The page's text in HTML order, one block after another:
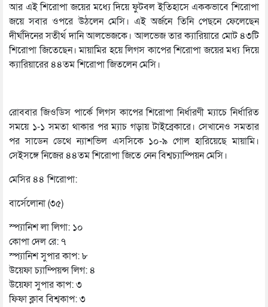
আর এই শিরোপা জয়ের মধ্যে দিয়ে ফুটবল ইতিহাসে এককভাবে শিরোপা
জয়ে সবার ওপরে উঠলেন মেসি। এই অর্জনে তিনি পেছনে ফেলেছেন
দীর্ঘদিনের সতীর্থ দানি আলভেজকে। আলভেজ তার ক্যারিয়ারে মোট ৪৩টি
শিরোপা জিতেছেন। মায়ামির হয়ে লিগস কাপের শিরোপা জয়ের মধ্য দিয়ে
ক্যারিয়ারের ৪৪তম শিরোপা জিতলেন মেসি।
রোববার জিওডিস পার্কে লিগস কাপের শিরোপা নির্ধারণী ম্যাচে নির্ধারিত
সময়ে ১-১ সমতা থাকার পর ম্যাচ গড়ায় টাইব্রেকারে। সেখানেও সমতার
পর সাডেন ডেথে ন্যাশভিল এসসিকে ১০-৯ গোল হারিয়েছে মায়ামি।
সেইসঙ্গে নিজের ৪৪তম শিরোপা জিতে নেন বিশ্বচ্যাম্পিয়ন মেসি।
মেসির ৪৪ শিরোপা:
বার্সেলোনা (৩৫)
স্প্যানিশ লা লিগা: ১০
কোপা দেল রে: ৭
স্প্যানিশ সুপার কাপ: ৮
উয়েফা চ্যাম্পিয়ন্স লিগ: ৪
উয়েফা সুপার কাপ: ৩
ফিফা ক্লাব বিশ্বকাপ: ৩